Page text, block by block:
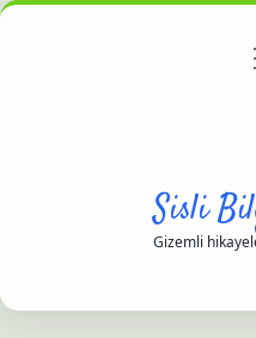
Gizlilik
Sisli
Gizemli